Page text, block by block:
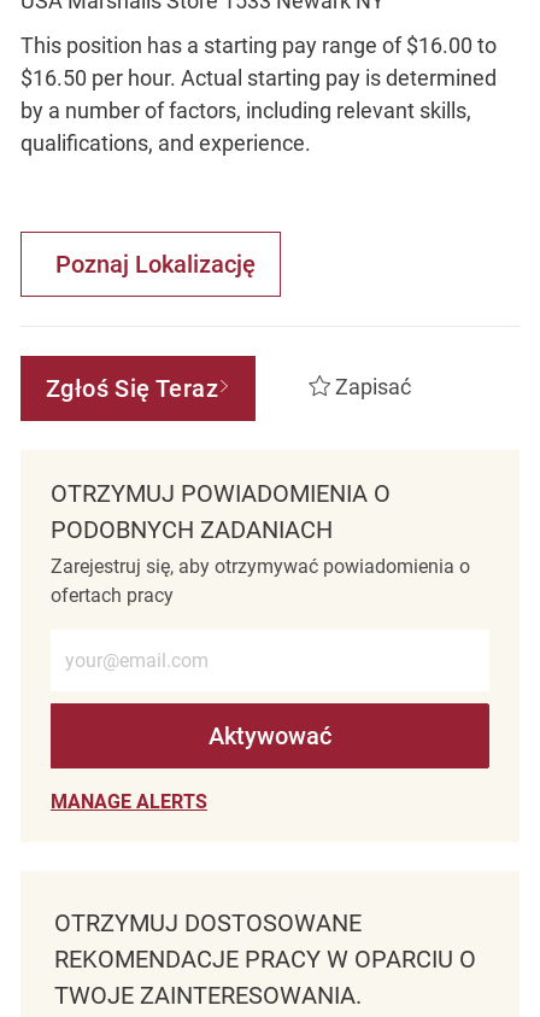
This position has a starting pay range of $16.00 to
$16.50 per hour. Actual starting pay is determined
by a number of factors, including relevant skills,
qualifications, and experience.
Poznaj Lokalizację
Zgłoś Się Teraz Zapisać
OTRZYMUJ POWIADOMIENIA O
PODOBNYCH ZADANIACH
Zarejestruj się, aby otrzymywać powiadomienia o
ofertach pracy
Aktywować
MANAGE ALERTS
OTRZYMUJ DOSTOSOWANE
REKOMENDACJE PRACY W OPARCIU O
TWOJE ZAINTERESOWANIA.